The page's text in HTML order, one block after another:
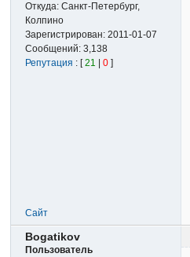
Откуда:Санкт-Петербург,
Колпино
Зарегистрирован:2011-01-07
Сообщений:3,138
Репутация : [21 |0 ]
Сайт
Bogatikov
Пользователь